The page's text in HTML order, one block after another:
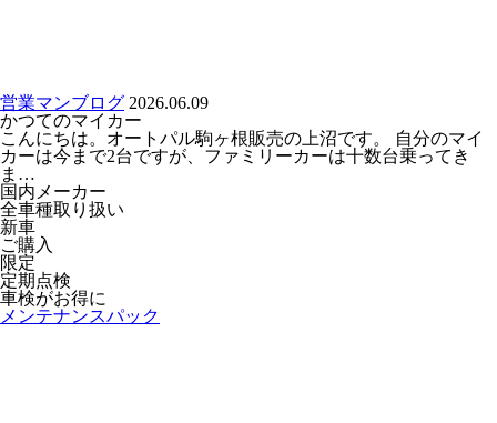
営業マンブログ 2026.06.09
かつてのマイカー
こんにちは。オートパル駒ヶ根販売の上沼です。 自分のマイ
カーは今まで2台ですが、ファミリーカーは十数台乗ってき
ま…
国内メーカー
全車種取り扱い
新車
ご購入
限定
定期点検
車検がお得に
メンテナンスパック